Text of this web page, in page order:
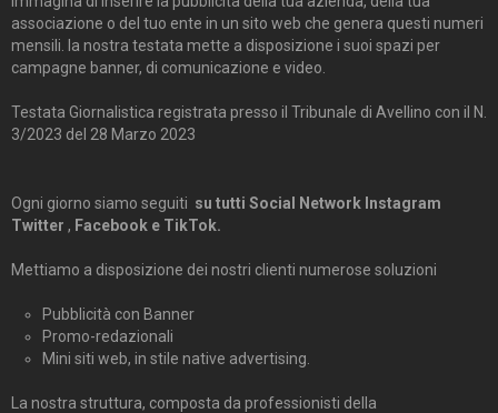
associazione o del tuo ente in un sito web che genera questi numeri
mensili. la nostra testata mette a disposizione i suoi spazi per
campagne banner, di comunicazione e video.
Testata Giornalistica registrata presso il Tribunale di Avellino con il N.
3/2023 del 28 Marzo 2023
Ogni giorno siamo seguiti su tutti Social Network Instagram
Twitter , Facebook e TikTok.
Mettiamo a disposizione dei nostri clienti numerose soluzioni
Pubblicità con Banner
Promo-redazionali
Mini siti web, in stile native advertising.
La nostra struttura, composta da professionisti della